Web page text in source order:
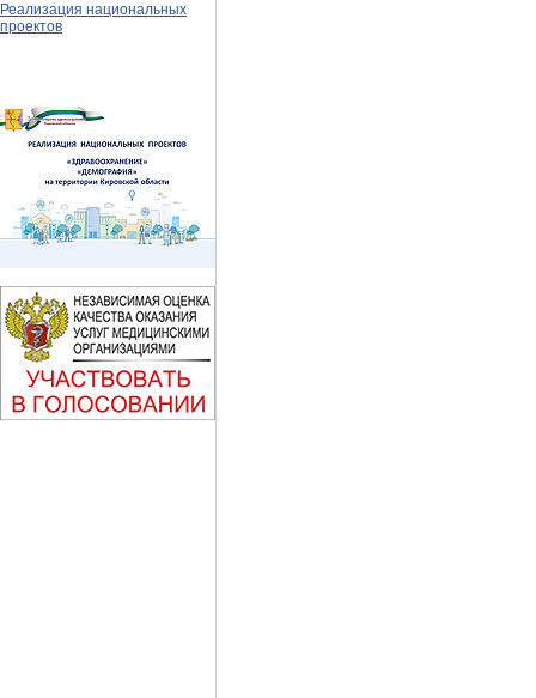
Реализация национальных
проектов